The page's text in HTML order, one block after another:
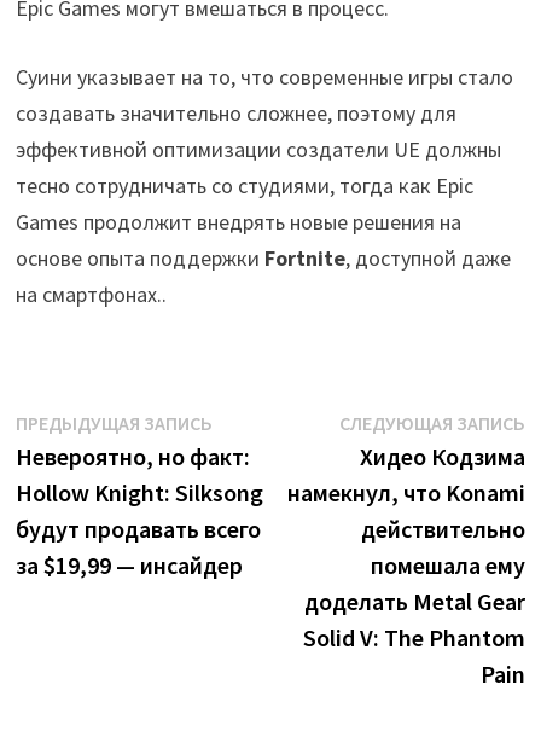
Epic Games могут вмешаться в процесс.
Суини указывает на то, что современные игры стало
создавать значительно сложнее, поэтому для
эффективной оптимизации создатели UE должны
тесно сотрудничать со студиями, тогда как Epic
Games продолжит внедрять новые решения на
основе опыта поддержки Fortnite, доступной даже
на смартфонах..
Навигация
по
записям
ПРЕДЫДУЩАЯ ЗАПИСЬПредыдущая
запись:
Невероятно, но факт:
Hollow Knight: Silksong
будут продавать всего
за $19,99 — инсайдер
СЛЕДУЮЩАЯ ЗАПИСЬ
Хидео Кодзима
намекнул, что Konami
действительно
помешала ему
доделать Metal Gear
Solid V: The Phantom
Pain